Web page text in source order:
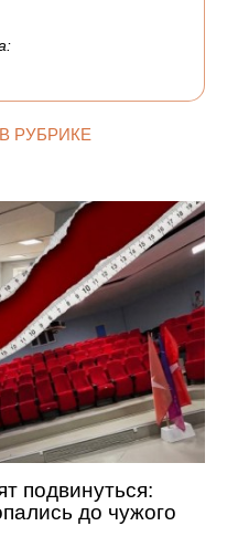
РУБРИКЕ
подвинуться:
до чужого